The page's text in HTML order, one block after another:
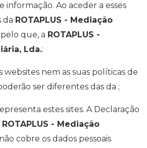
informação. Ao aceder a esses
da ROTAPLUS - Mediação
pelo que, a ROTAPLUS -
Lda.:
websites nem as suas políticas de
ser diferentes das da ;
estes sites. A Declaração
ROTAPLUS - Mediação
não cobre os dados pessoais